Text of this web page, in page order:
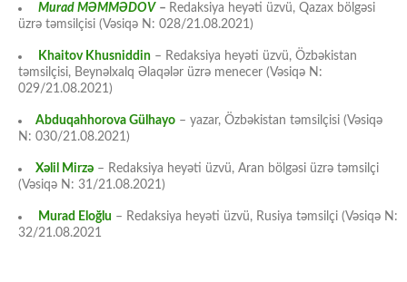
Murad MƏMMƏDOV – Redaksiya heyəti üzvü, Qazax bölgəsi
üzrə təmsilçisi (Vəsiqə N: 028/21.08.2021)
Khaitov Khusniddin – Redaksiya heyəti üzvü, Özbəkistan
təmsilçisi, Beynəlxalq Əlaqələr üzrə menecer (Vəsiqə N:
029/21.08.2021)
Abduqahhorova Gülhayo – yazar, Özbəkistan təmsilçisi (Vəsiqə
N: 030/21.08.2021)
Xəlil Mirzə – Redaksiya heyəti üzvü, Aran bölgəsi üzrə təmsilçi
(Vəsiqə N: 31/21.08.2021)
Murad Eloğlu – Redaksiya heyəti üzvü, Rusiya təmsilçi (Vəsiqə N:
32/21.08.2021